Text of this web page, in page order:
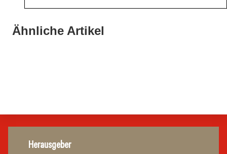
Ähnliche Artikel
War die Fußball-WM 2026 für Ihren Betrieb ein
21. Juli 2026
Stipendium für Nachwuchstalent in der Wiener
Herausgeber